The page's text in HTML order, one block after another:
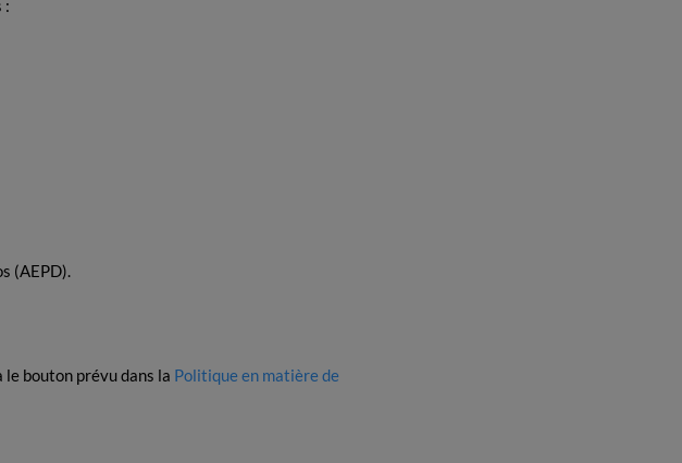
:
(AEPD).
bouton prévu dans la Politique en matière de